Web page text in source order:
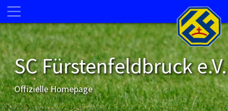
SC Fürstenfeldbruck e.V.
Offizielle Homepage